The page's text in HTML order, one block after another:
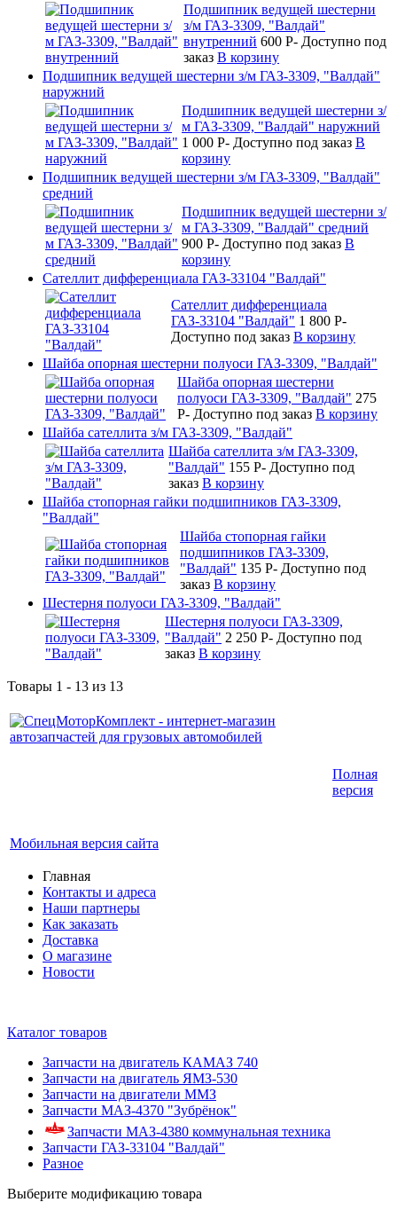
Подшипник ведущей шестерни
з/м ГАЗ-3309, "Валдай"
внутренний 600 P- Доступно под
заказ В корзину
Подшипник ведущей шестерни з/м ГАЗ-3309, "Валдай"
наружний
Подшипник ведущей шестерни з/
м ГАЗ-3309, "Валдай" наружний
1 000 P- Доступно под заказ В
корзину
Подшипник ведущей шестерни з/м ГАЗ-3309, "Валдай"
средний
Подшипник ведущей шестерни з/
м ГАЗ-3309, "Валдай" средний
900 P- Доступно под заказ В
корзину
Сателлит дифференциала ГАЗ-33104 "Валдай"
Сателлит дифференциала
ГАЗ-33104 "Валдай" 1 800 P-
Доступно под заказ В корзину
Шайба опорная шестерни полуоси ГАЗ-3309, "Валдай"
Шайба опорная шестерни
полуоси ГАЗ-3309, "Валдай" 275
P- Доступно под заказ В корзину
Шайба сателлита з/м ГАЗ-3309, "Валдай"
Шайба сателлита з/м ГАЗ-3309,
"Валдай" 155 P- Доступно под
заказ В корзину
Шайба стопорная гайки подшипников ГАЗ-3309,
"Валдай"
Шайба стопорная гайки
подшипников ГАЗ-3309,
"Валдай" 135 P- Доступно под
заказ В корзину
Шестерня полуоси ГАЗ-3309, "Валдай"
Шестерня полуоси ГАЗ-3309,
"Валдай" 2 250 P- Доступно под
заказ В корзину
Товары 1 - 13 из 13
Мобильная версия сайта
Полная
версия
Главная
Контакты и адреса
Наши партнеры
Как заказать
Доставка
О магазине
Новости
Каталог товаров
Запчасти на двигатель КАМАЗ 740
Запчасти на двигатель ЯМЗ-530
Запчасти на двигатели ММЗ
Запчасти МАЗ-4370 "Зубрёнок"
Запчасти МАЗ-4380 коммунальная техника
Запчасти ГАЗ-33104 "Валдай"
Разное
Выберите модификацию товара